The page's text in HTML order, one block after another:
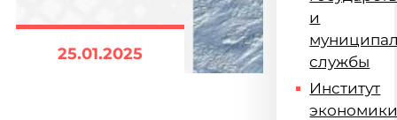
25.01.2025
и
службы
Институт